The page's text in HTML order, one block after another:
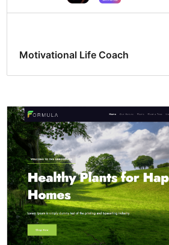
Motivational Life Coach